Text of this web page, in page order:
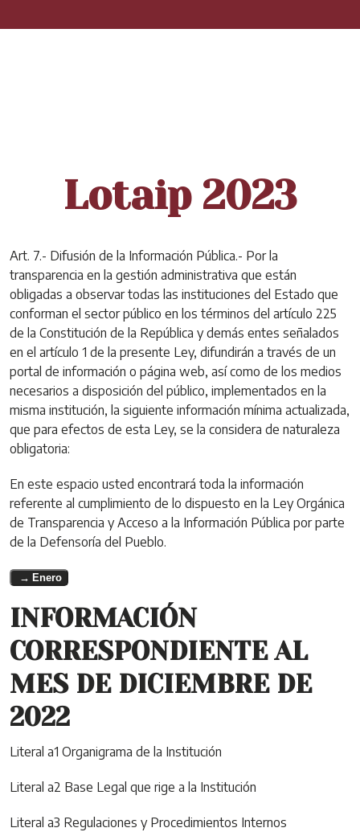
Lotaip 2023
Art. 7.- Difusión de la Información Pública.- Por la
transparencia en la gestión administrativa que están
obligadas a observar todas las instituciones del Estado que
conforman el sector público en los términos del artículo 225
de la Constitución de la República y demás entes señalados
en el artículo 1 de la presente Ley, difundirán a través de un
portal de información o página web, así como de los medios
necesarios a disposición del público, implementados en la
misma institución, la siguiente información mínima actualizada,
que para efectos de esta Ley, se la considera de naturaleza
obligatoria:
En este espacio usted encontrará toda la información
referente al cumplimiento de lo dispuesto en la Ley Orgánica
de Transparencia y Acceso a la Información Pública por parte
de la Defensoría del Pueblo.
Enero
INFORMACIÓN
CORRESPONDIENTE AL
MES DE DICIEMBRE DE
2022
Literal a1 Organigrama de la Institución
Literal a2 Base Legal que rige a la Institución
Literal a3 Regulaciones y Procedimientos Internos